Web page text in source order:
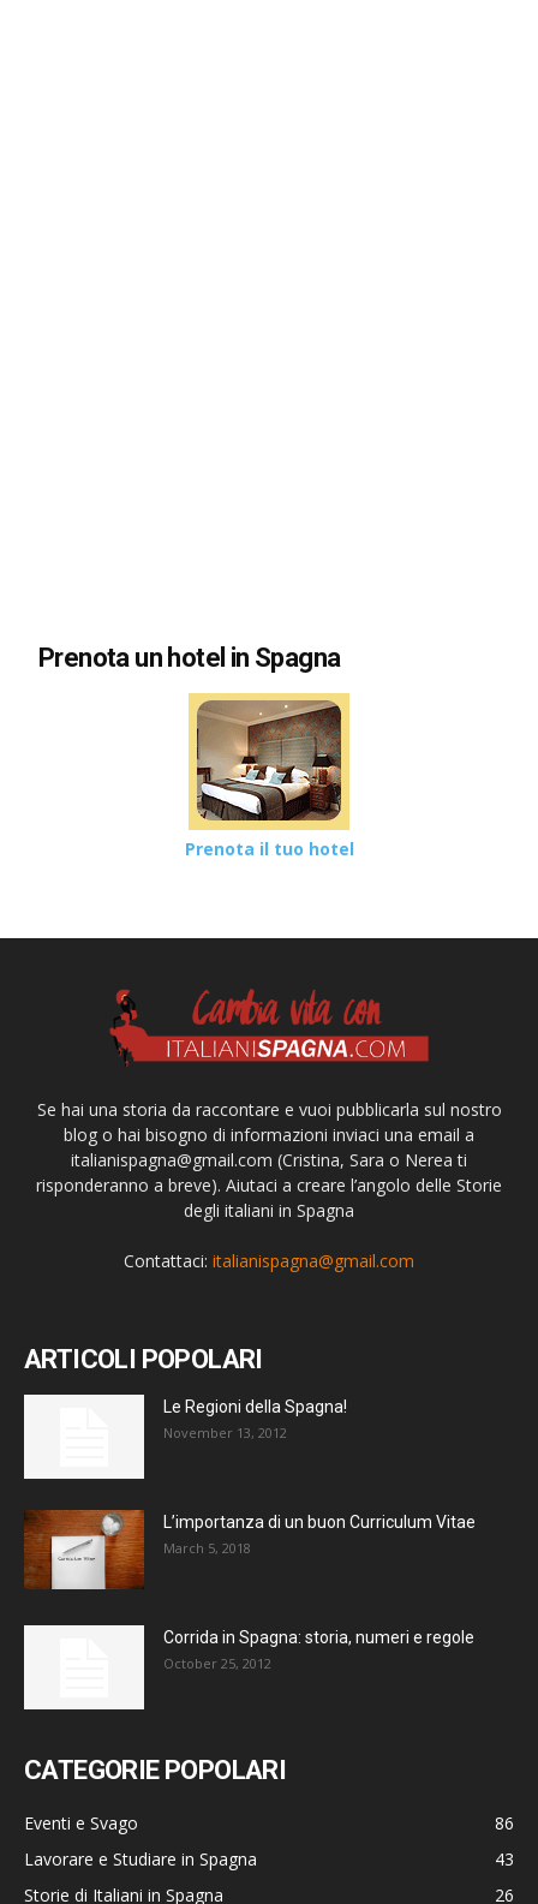
Prenota un hotel in Spagna
Prenota il tuo hotel
Se hai una storia da raccontare e vuoi pubblicarla sul nostro
blog o hai bisogno di informazioni inviaci una email a
italianispagna@gmail.com (Cristina, Sara o Nerea ti
risponderanno a breve). Aiutaci a creare l’angolo delle Storie
degli italiani in Spagna
Contattaci: italianispagna@gmail.com
ARTICOLI POPOLARI
Le Regioni della Spagna!
November 13, 2012
L’importanza di un buon Curriculum Vitae
March 5, 2018
Corrida in Spagna: storia, numeri e regole
October 25, 2012
CATEGORIE POPOLARI
Eventi e Svago
86
Lavorare e Studiare in Spagna
43
Storie di Italiani in Spagna
26